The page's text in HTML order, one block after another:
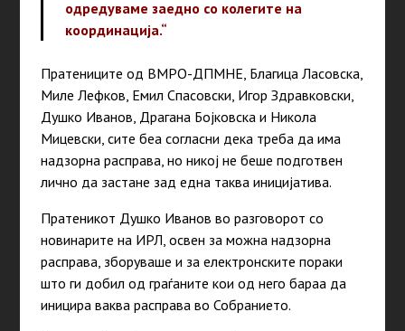
одредуваме заедно со колегите на
координација.“
Пратениците од ВМРО-ДПМНЕ, Благица Ласовска,
Миле Лефков, Емил Спасовски, Игор Здравковски,
Душко Иванов, Драгана Бојковска и Никола
Мицевски, сите беа согласни дека треба да има
надзорна расправа, но никој не беше подготвен
лично да застане зад една таква иницијатива.
Пратеникот Душко Иванов во разговорот со
новинарите на ИРЛ, освен за можна надзорна
расправа, зборуваше и за електронските пораки
што ги добил од граѓаните кои од него бараа да
иницира ваква расправа во Собранието.